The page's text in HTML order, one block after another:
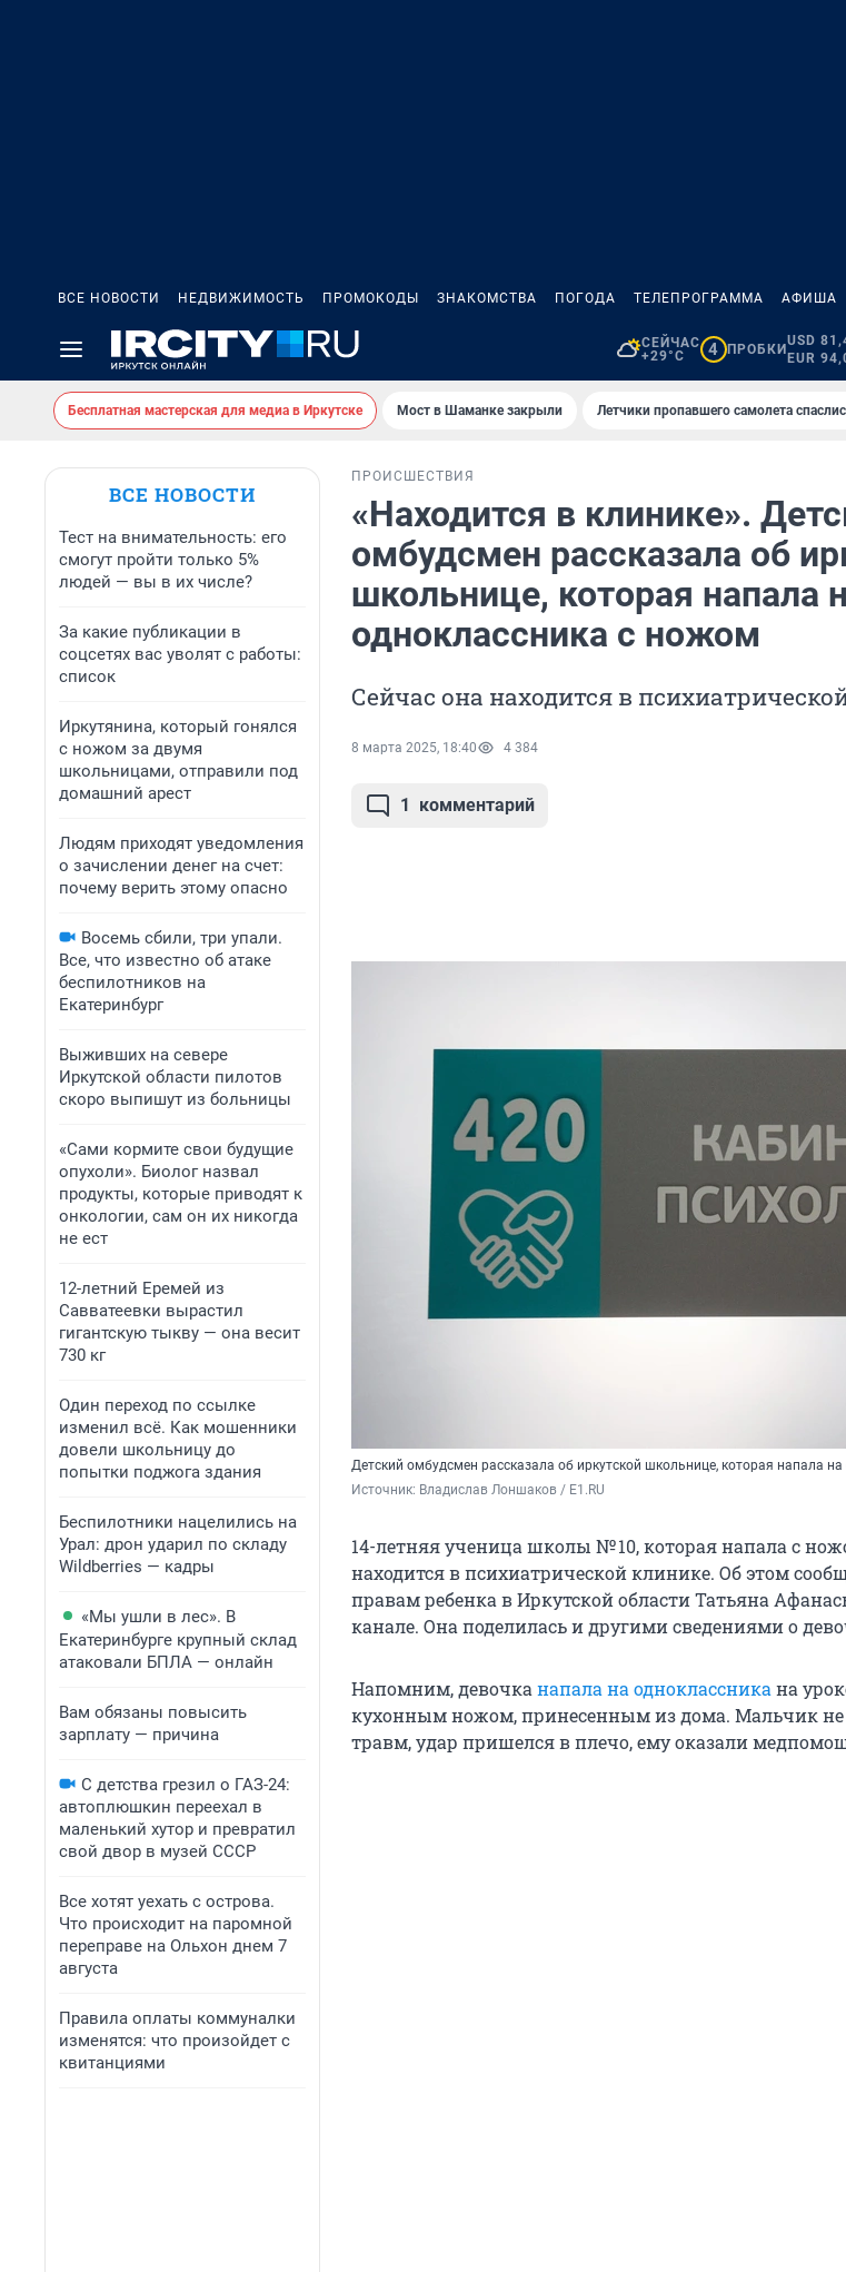
ВСЕ НОВОСТИ НЕДВИЖИМОСТЬ ПРОМОКОДЫ ЗНАКОМСТВА ПОГОДА ТЕЛЕПРОГРАММА АФИША
СЕЙЧАС
+29°C
4 ПРОБКИ
USD
EUR
Бесплатная мастерская для медиа в Иркутске Мост в Шаманке закрыли Летчики пропавшего самолета
ВСЕ НОВОСТИ
Тест на внимательность: его
смогут пройти только 5%
людей — вы в их числе?
За какие публикации в
соцсетях вас уволят с работы:
список
Иркутянина, который гонялся
с ножом за двумя
школьницами, отправили под
домашний арест
Людям приходят уведомления
о зачислении денег на счет:
почему верить этому опасно
Восемь сбили, три упали.
Все, что известно об атаке
беспилотников на
Екатеринбург
Выживших на севере
Иркутской области пилотов
скоро выпишут из больницы
«Сами кормите свои будущие
опухоли». Биолог назвал
продукты, которые приводят к
онкологии, сам он их никогда
не ест
12-летний Еремей из
Савватеевки вырастил
гигантскую тыкву — она весит
730 кг
Один переход по ссылке
изменил всё. Как мошенники
довели школьницу до
попытки поджога здания
Беспилотники нацелились на
Урал: дрон ударил по складу
Wildberries — кадры
«Мы ушли в лес». В
Екатеринбурге крупный склад
атаковали БПЛА — онлайн
Вам обязаны повысить
зарплату — причина
С детства грезил о ГАЗ-24:
автоплюшкин переехал в
маленький хутор и превратил
свой двор в музей СССР
Все хотят уехать с острова.
Что происходит на паромной
переправе на Ольхон днем 7
августа
Правила оплаты коммуналки
изменятся: что произойдет с
квитанциями
ПРОИСШЕСТВИЯ
«Находится в клинике».
омбудсмен рассказала об
школьнице, которая напала
одноклассника с ножом
Сейчас она находится в
8 марта 2025, 18:40 4 384
1 комментарий
Детский омбудсмен рассказала об иркутской школьнице, которая напала
Источник: Владислав Лоншаков / E1.RU
14-летняя ученица школы № 10, которая напала с
находится в психиатрической клинике. Об этом
правам ребенка в Иркутской области Татьяна
канале. Она поделилась и другими сведениями о
Напомним, девочка напала на одноклассника на
кухонным ножом, принесенным из дома. Мальчик не
травм, удар пришелся в плечо, ему оказали